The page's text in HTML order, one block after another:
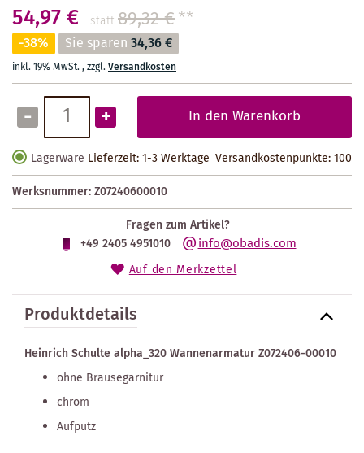
54,97 € statt89,32 €**
-38% Sie sparen 34,36 €
inkl. 19% MwSt.,zzgl.Versandkosten
- + In den Warenkorb
Lagerware Lieferzeit: 1-3 Werktage Versandkostenpunkte:100
Werksnummer:Z07240600010
Fragen zum Artikel?
+49 2405 4951010
info@obadis.com
Auf den Merkzettel
Produktdetails
Heinrich Schulte alpha_320 Wannenarmatur Z072406-00010
ohne Brausegarnitur
chrom
Aufputz